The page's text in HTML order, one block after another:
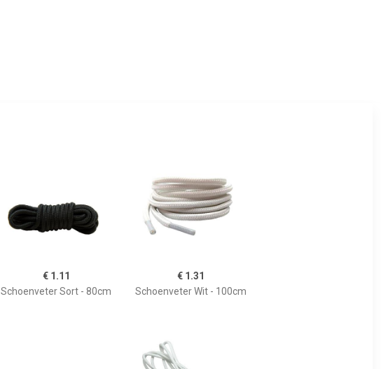
€ 1.11
Schoenveter Sort - 80cm
€ 1.31
Schoenveter Wit - 100cm